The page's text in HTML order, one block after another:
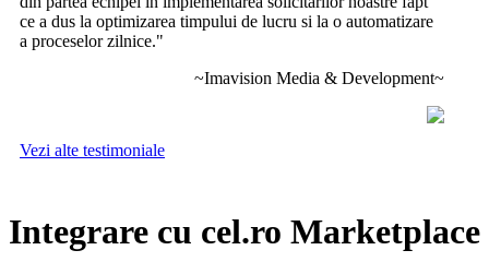
ce a dus la optimizarea timpului de lucru si la o automatizare
a proceselor zilnice."
~Imavision Media & Development~
Vezi alte testimoniale
Integrare cu cel.ro Marketplace